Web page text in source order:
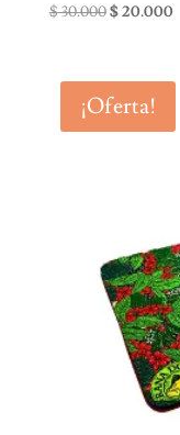
$30.000El
era:
$ 30.000.
$20.000El
es:
¡Oferta!